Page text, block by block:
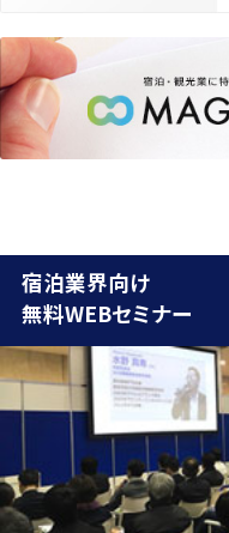
宿泊業界向け
無料WEBセミナー